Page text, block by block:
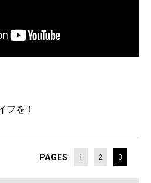
フを！
PAGES 1 2 3